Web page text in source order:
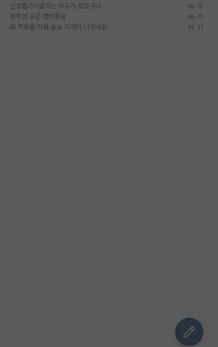
신생랩가지말라는 이유가 있었구나 12
장학금 모은 랩비통장 10
AI 학회들 거품 슬슬 지적이 나오네요 21